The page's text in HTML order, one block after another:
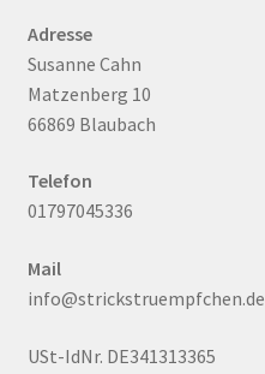
Adresse
Susanne Cahn
Matzenberg 10
66869 Blaubach
Telefon
01797045336
Mail
info@strickstruempfchen.de
USt-IdNr. DE341313365